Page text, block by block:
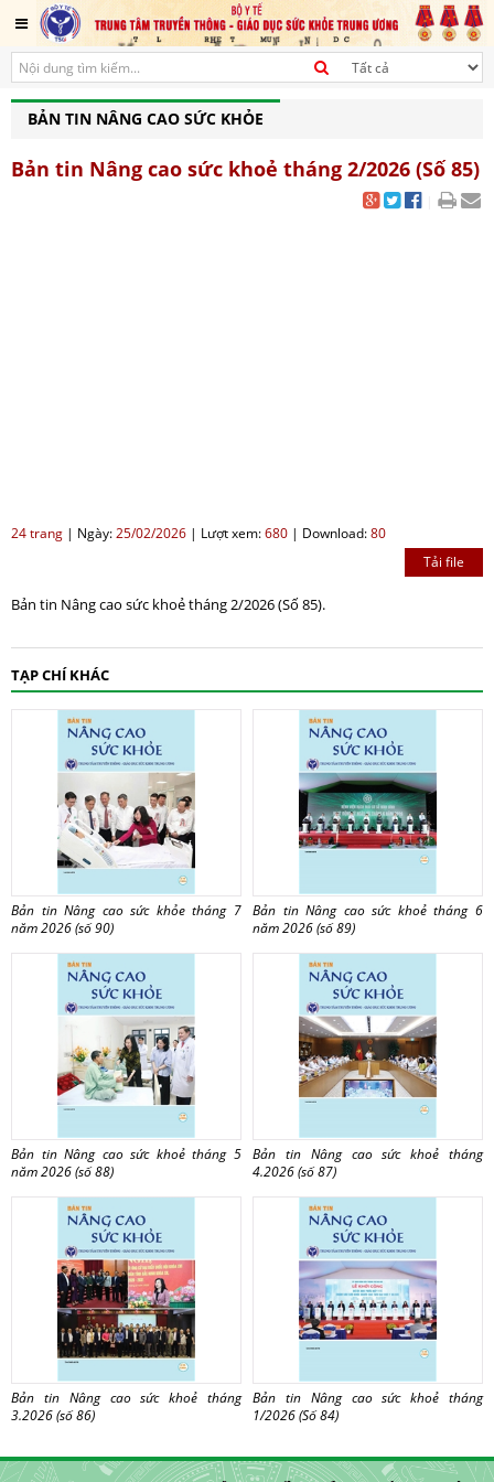
BẢN TIN NÂNG CAO SỨC KHỎE
Bản tin Nâng cao sức khoẻ tháng 2/2026 (Số 85)
24 trang | Ngày:25/02/2026 | Lượt xem:680 | Download:80
Tải file
Bản tin Nâng cao sức khoẻ tháng 2/2026 (Số 85).
TẠP CHÍ KHÁC
Bản tin Nâng cao sức khỏe tháng 7
năm 2026 (số 90)
Bản tin Nâng cao sức khoẻ tháng 6
năm 2026 (số 89)
Bản tin Nâng cao sức khoẻ tháng 5
năm 2026 (số 88)
Bản tin Nâng cao sức khoẻ tháng
4.2026 (số 87)
Bản tin Nâng cao sức khoẻ tháng
3.2026 (số 86)
Bản tin Nâng cao sức khoẻ tháng
1/2026 (Số 84)